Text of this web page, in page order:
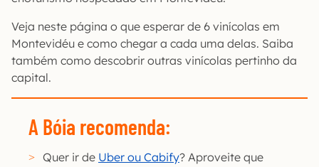
Veja neste página o que esperar de 6 vinícolas em
Montevidéu e como chegar a cada uma delas. Saiba
também como descobrir outras vinícolas pertinho da
capital.
A Bóia recomenda:
Quer ir de Uber ou Cabify? Aproveite que